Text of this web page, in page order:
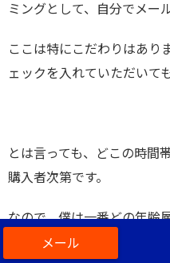
ミングとして、自分でメー
ここは特にこだわりはあり
ェックを入れていただいて
とは言っても、どこの時間
購入者次第です。
なので、僕は一番どの年齢
ている確率が高い「21:00